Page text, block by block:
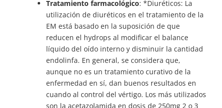
Tratamiento farmacológico: *Diuréticos: La
utilización de diuréticos en el tratamiento de la
EM está basado en la suposición de que
reducen el hydrops al modificar el balance
líquido del oído interno y disminuir la cantidad
endolinfa. En general, se considera que,
aunque no es un tratamiento curativo de la
enfermedad en sí, dan buenos resultados en
cuando al control del vértigo. Los más utilizados
son la acetazolamida en dosis de 250mg 2 o 3